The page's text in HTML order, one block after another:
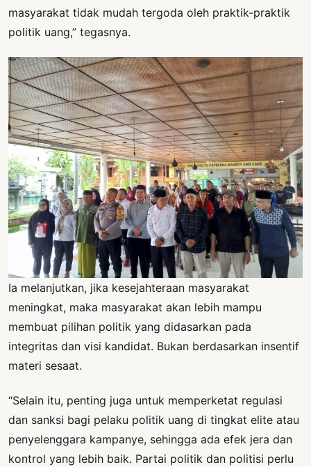
masyarakat tidak mudah tergoda oleh praktik-praktik
politik uang,” tegasnya.
Ia melanjutkan, jika kesejahteraan masyarakat
meningkat, maka masyarakat akan lebih mampu
membuat pilihan politik yang didasarkan pada
integritas dan visi kandidat. Bukan berdasarkan insentif
materi sesaat.
“Selain itu, penting juga untuk memperketat regulasi
dan sanksi bagi pelaku politik uang di tingkat elite atau
penyelenggara kampanye, sehingga ada efek jera dan
kontrol yang lebih baik. Partai politik dan politisi perlu